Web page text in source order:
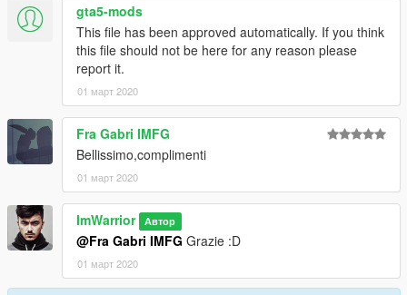
gta5-mods
This file has been approved automatically. If you think
this file should not be here for any reason please
report it.
01 март 2020
Fra Gabri IMFG
Bellissimo,complimenti
01 март 2020
ImWarrior Автор
@Fra Gabri IMFG Grazie :D
01 март 2020